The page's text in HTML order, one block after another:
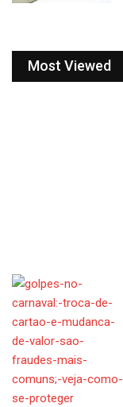
Most Viewed